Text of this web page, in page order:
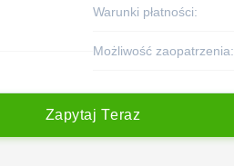
Warunki płatności:
Możliwość zaopatrzenia:
Zapytaj Teraz